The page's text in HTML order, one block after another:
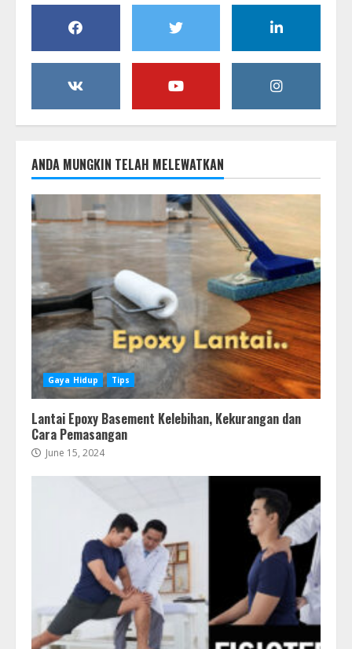
ANDA MUNGKIN TELAH MELEWATKAN
Gaya Hidup Tips
Lantai Epoxy Basement Kelebihan, Kekurangan dan
Cara Pemasangan
June 15, 2024